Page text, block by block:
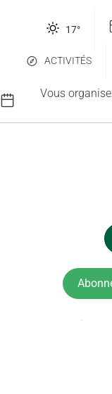
17°
ACTIVITÉS
Vous